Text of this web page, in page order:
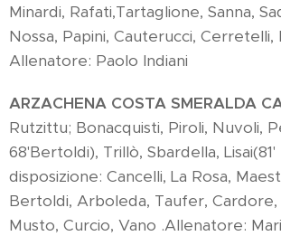
Minardi, Rafati,Tartaglione, Sanna,
Nossa, Papini, Cauterucci, Cerretelli,
Allenatore: Paolo Indiani
ARZACHENA COSTA SMERALDA
Rutzittu; Bonacquisti, Piroli, Nuvoli,
68'Bertoldi), Trillò, Sbardella,
disposizione: Cancelli, La Rosa,
Bertoldi, Arboleda, Taufer, Cardore,
Musto, Curcio, Vano .Allenatore: